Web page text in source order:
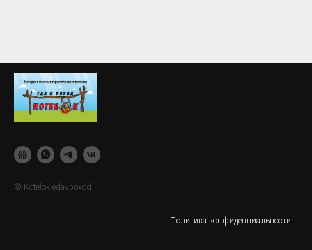
© Kotelok edavpoxod
Политика конфиденциальности